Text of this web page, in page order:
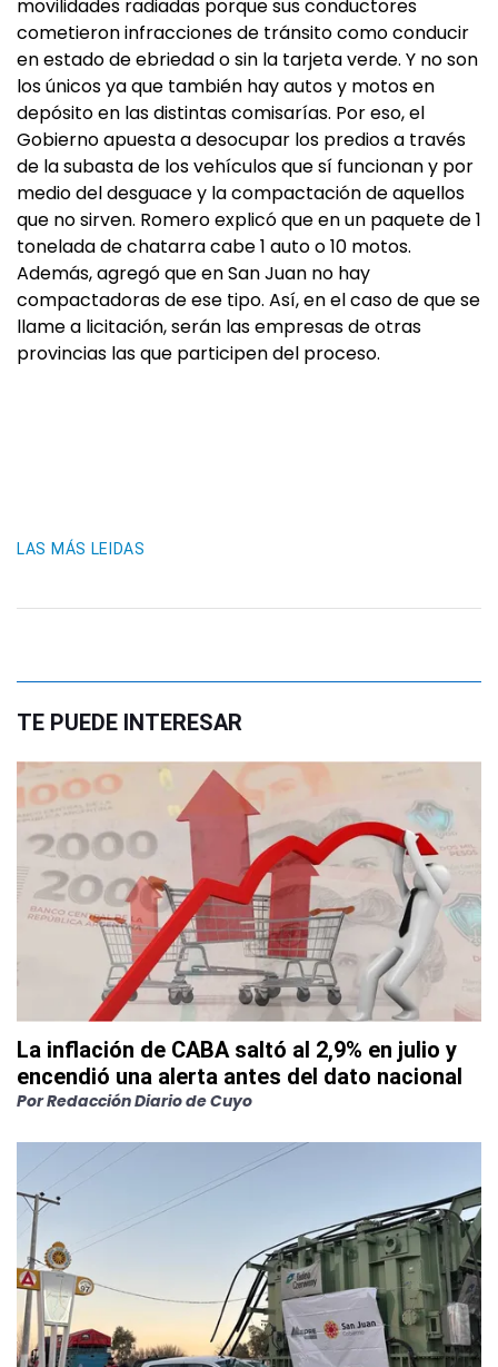
movilidades radiadas porque sus conductores
cometieron infracciones de tránsito como conducir
en estado de ebriedad o sin la tarjeta verde. Y no son
los únicos ya que también hay autos y motos en
depósito en las distintas comisarías. Por eso, el
Gobierno apuesta a desocupar los predios a través
de la subasta de los vehículos que sí funcionan y por
medio del desguace y la compactación de aquellos
que no sirven. Romero explicó que en un paquete de 1
tonelada de chatarra cabe 1 auto o 10 motos.
Además, agregó que en San Juan no hay
compactadoras de ese tipo. Así, en el caso de que se
llame a licitación, serán las empresas de otras
provincias las que participen del proceso.
LAS MÁS LEIDAS
TE PUEDE INTERESAR
La inflación de CABA saltó al 2,9% en julio y
encendió una alerta antes del dato nacional
PorRedacción Diario de Cuyo